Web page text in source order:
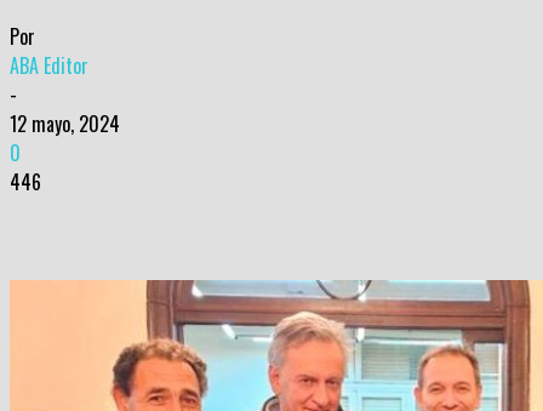
Por
ABA Editor
-
12 mayo, 2024
0
446